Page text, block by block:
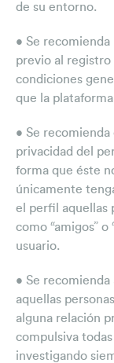
de su entorno.
• Se
previo al
condiciones
que la
• Se
privacidad del
forma que éste
únicamente
el perfil aquellas
como “amigos”
usuario.
• Se
aquellas
alguna relación
compulsiva
investigando